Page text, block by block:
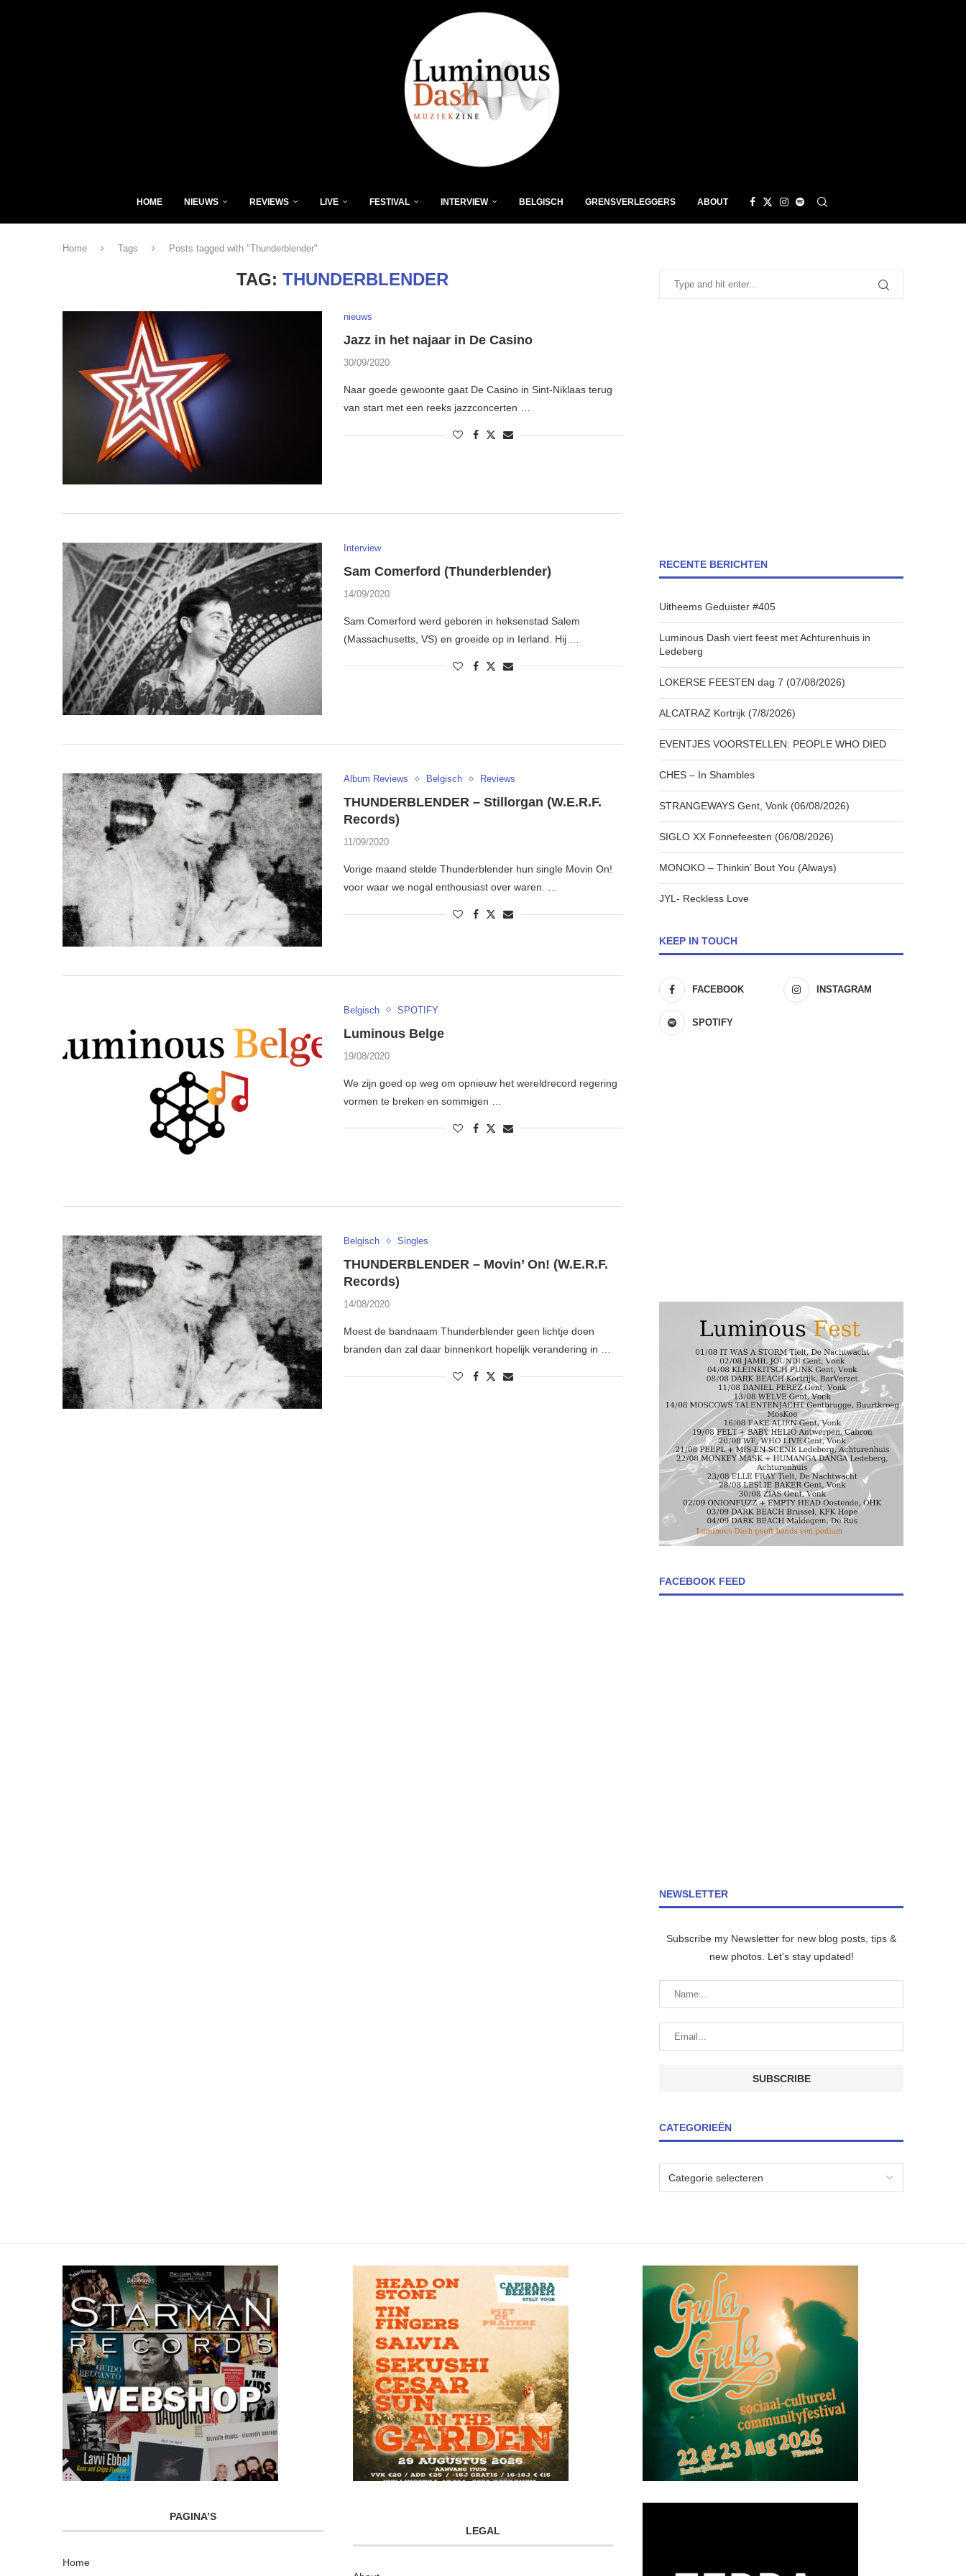
HOME NIEUWS REVIEWS LIVE FESTIVAL INTERVIEW BELGISCH GRENSVERLEGGERS ABOUT
Home Tags Posts tagged with "Thunderblender"
TAG:THUNDERBLENDER
nieuws
Jazz in het najaar in De Casino
30/09/2020
Naar goede gewoonte gaat De Casino in Sint-Niklaas terug
van start met een reeks jazzconcerten …
Interview
Sam Comerford (Thunderblender)
14/09/2020
Sam Comerford werd geboren in heksenstad Salem
(Massachusetts, VS) en groeide op in Ierland. Hij …
Album Reviews Belgisch Reviews
THUNDERBLENDER – Stillorgan (W.E.R.F.
Records)
11/09/2020
Vorige maand stelde Thunderblender hun single Movin On!
voor waar we nogal enthousiast over waren. …
Belgisch SPOTIFY
Luminous Belge
19/08/2020
We zijn goed op weg om opnieuw het wereldrecord regering
vormen te breken en sommigen …
Belgisch Singles
THUNDERBLENDER – Movin’ On! (W.E.R.F.
Records)
14/08/2020
Moest de bandnaam Thunderblender geen lichtje doen
branden dan zal daar binnenkort hopelijk verandering in …
RECENTE BERICHTEN
Uitheems Geduister #405
Luminous Dash viert feest met Achturenhuis in
Ledeberg
LOKERSE FEESTEN dag 7 (07/08/2026)
ALCATRAZ Kortrijk (7/8/2026)
EVENTJES VOORSTELLEN: PEOPLE WHO DIED
CHES – In Shambles
STRANGEWAYS Gent, Vonk (06/08/2026)
SIGLO XX Fonnefeesten (06/08/2026)
MONOKO – Thinkin’ Bout You (Always)
JYL- Reckless Love
KEEP IN TOUCH
FACEBOOK INSTAGRAM
SPOTIFY
FACEBOOK FEED
NEWSLETTER
Subscribe my Newsletter for new blog posts, tips &
new photos. Let's stay updated!
CATEGORIEËN
PAGINA’S
Home
LEGAL